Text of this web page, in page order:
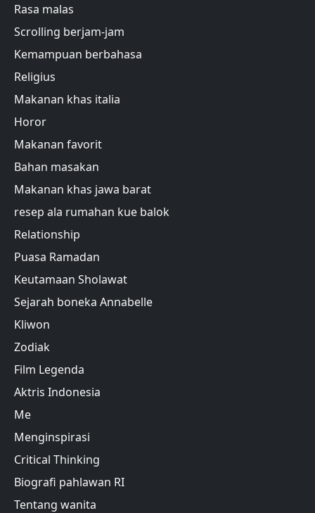
Rasa malas
Scrolling berjam-jam
Kemampuan berbahasa
Religius
Makanan khas italia
Horor
Makanan favorit
Bahan masakan
Makanan khas jawa barat
resep ala rumahan kue balok
Relationship
Puasa Ramadan
Keutamaan Sholawat
Sejarah boneka Annabelle
Kliwon
Zodiak
Film Legenda
Aktris Indonesia
Me
Menginspirasi
Critical Thinking
Biografi pahlawan RI
Tentang wanita